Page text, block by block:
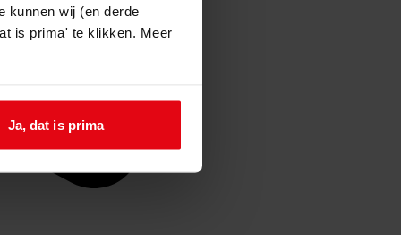
kunnen wij (en derde
is prima' te klikken. Meer
Ja, dat is prima